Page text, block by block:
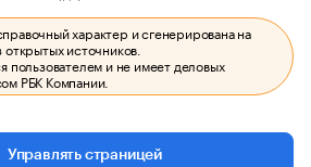
характер и сгенерирована на
источников.
пользователем и не имеет деловых
РБК Компании.
Управлять страницей